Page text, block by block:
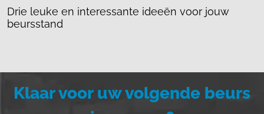
Drie leuke en interessante ideeën voor jouw
beursstand
Klaar voor uw volgende beurs